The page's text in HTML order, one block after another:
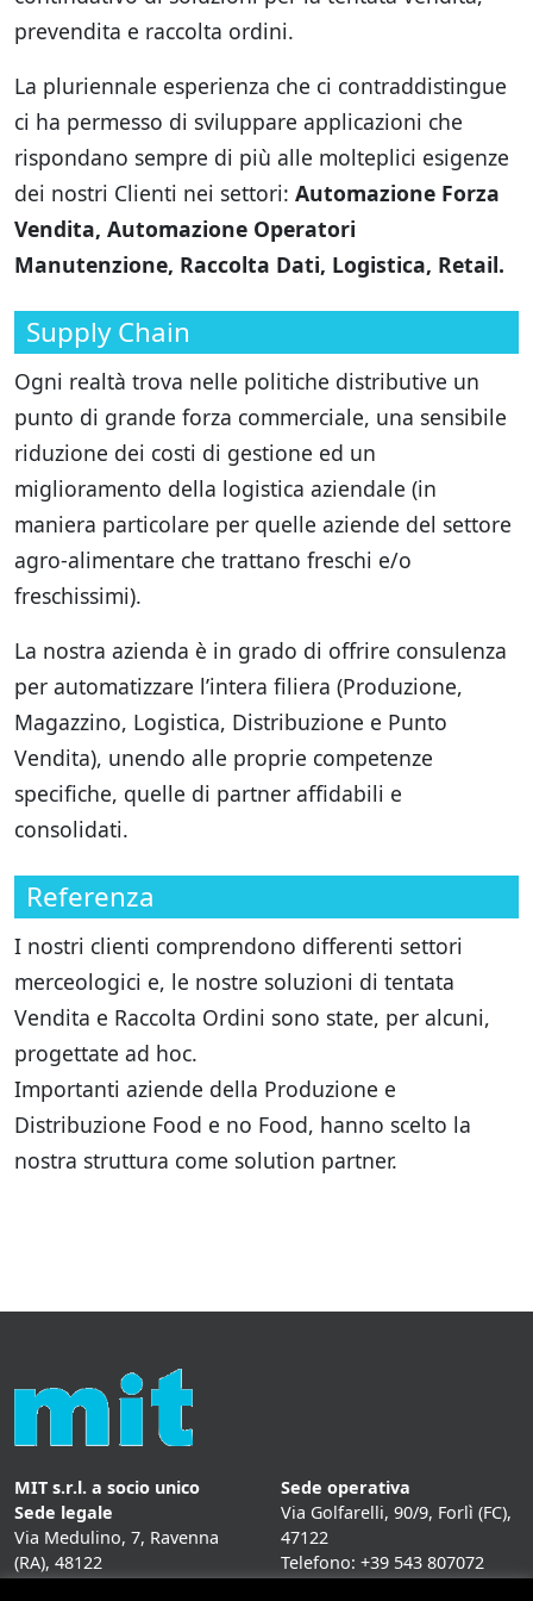
prevendita e raccolta ordini.
La pluriennale esperienza che ci contraddistingue
ci ha permesso di sviluppare applicazioni che
rispondano sempre di più alle molteplici esigenze
dei nostri Clienti nei settori: Automazione Forza
Vendita, Automazione Operatori
Manutenzione, Raccolta Dati, Logistica, Retail.
Supply Chain
Ogni realtà trova nelle politiche distributive un
punto di grande forza commerciale, una sensibile
riduzione dei costi di gestione ed un
miglioramento della logistica aziendale (in
maniera particolare per quelle aziende del settore
agro-alimentare che trattano freschi e/o
freschissimi).
La nostra azienda è in grado di offrire consulenza
per automatizzare l’intera filiera (Produzione,
Magazzino, Logistica, Distribuzione e Punto
Vendita), unendo alle proprie competenze
specifiche, quelle di partner affidabili e
consolidati.
Referenza
I nostri clienti comprendono differenti settori
merceologici e, le nostre soluzioni di tentata
Vendita e Raccolta Ordini sono state, per alcuni,
progettate ad hoc.
Importanti aziende della Produzione e
Distribuzione Food e no Food, hanno scelto la
nostra struttura come solution partner.
MIT s.r.l. a socio unico
Sede legale
Via Medulino, 7, Ravenna
(RA), 48122
Sede operativa
Via Golfarelli, 90/9, Forlì (FC),
47122
Telefono: +39 543 807072